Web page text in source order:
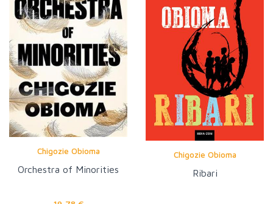
Chigozie Obioma
Orchestra of Minorities
Chigozie Obioma
Ribari